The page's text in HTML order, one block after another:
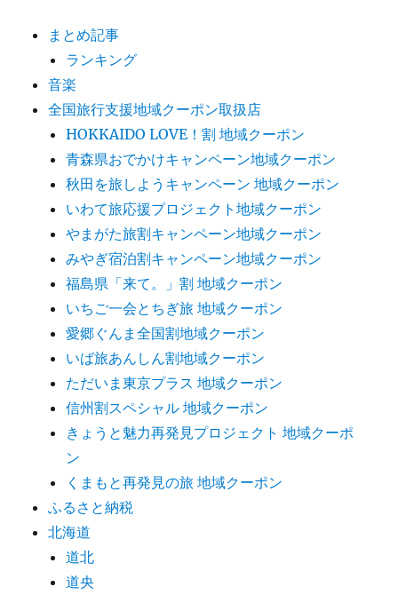
まとめ記事
ランキング
音楽
全国旅行支援地域クーポン取扱店
HOKKAIDO LOVE！割 地域クーポン
青森県おでかけキャンペーン地域クーポン
秋田を旅しようキャンペーン 地域クーポン
いわて旅応援プロジェクト地域クーポン
やまがた旅割キャンペーン地域クーポン
みやぎ宿泊割キャンペーン地域クーポン
福島県「来て。」割 地域クーポン
いちご一会とちぎ旅 地域クーポン
愛郷ぐんま全国割地域クーポン
いば旅あんしん割地域クーポン
ただいま東京プラス 地域クーポン
信州割スペシャル 地域クーポン
きょうと魅力再発見プロジェクト 地域クーポ
ン
くまもと再発見の旅 地域クーポン
ふるさと納税
北海道
道北
道央